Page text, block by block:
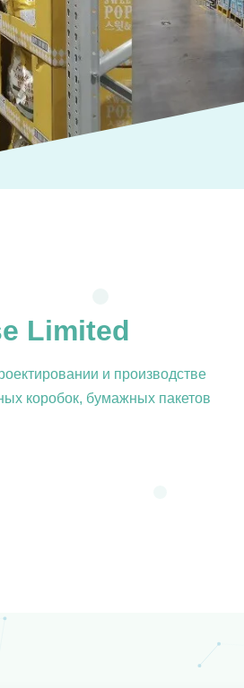
Limited
и производстве
коробок, бумажных пакетов